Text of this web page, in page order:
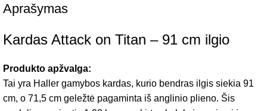
Aprašymas
Kardas Attack on Titan – 91 cm ilgio
Produkto apžvalga:
Tai yra Haller gamybos kardas, kurio bendras ilgis siekia 91
cm, o 71,5 cm geležtė pagaminta iš anglinio plieno. Šis